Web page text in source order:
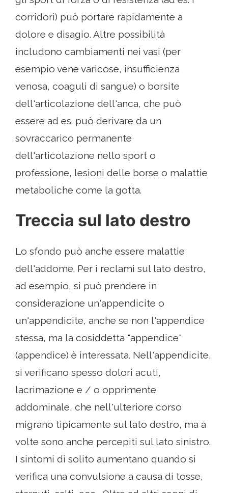
corridori) può portare rapidamente a
dolore e disagio. Altre possibilità
includono cambiamenti nei vasi (per
esempio vene varicose, insufficienza
venosa, coaguli di sangue) o borsite
dell'articolazione dell'anca, che può
essere ad es. può derivare da un
sovraccarico permanente
dell'articolazione nello sport o
professione, lesioni delle borse o malattie
metaboliche come la gotta.
Treccia sul lato destro
Lo sfondo può anche essere malattie
dell'addome. Per i reclami sul lato destro,
ad esempio, si può prendere in
considerazione un'appendicite o
un'appendicite, anche se non l'appendice
stessa, ma la cosiddetta "appendice"
(appendice) è interessata. Nell'appendicite,
si verificano spesso dolori acuti,
lacrimazione e / o opprimente
addominale, che nell'ulteriore corso
migrano tipicamente sul lato destro, ma a
volte sono anche percepiti sul lato sinistro.
I sintomi di solito aumentano quando si
verifica una convulsione a causa di tosse,